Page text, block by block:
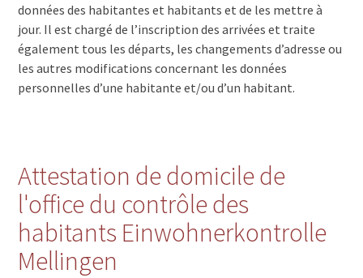
données des habitantes et habitants et de les mettre à
jour. Il est chargé de l’inscription des arrivées et traite
également tous les départs, les changements d’adresse ou
les autres modifications concernant les données
personnelles d’une habitante et/ou d’un habitant.
Attestation de domicile de
l'office du contrôle des
habitants Einwohnerkontrolle
Mellingen